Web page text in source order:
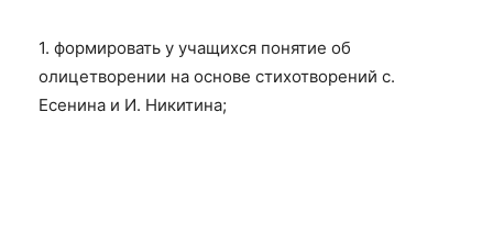
1. формировать у учащихся понятие об
олицетворении на основе стихотворений с.
Есенина и И. Никитина;